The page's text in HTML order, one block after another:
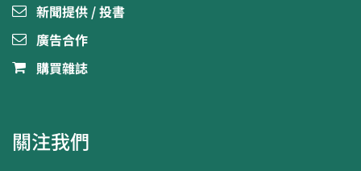
新聞提供 / 投書
廣告合作
購買雜誌
關注我們